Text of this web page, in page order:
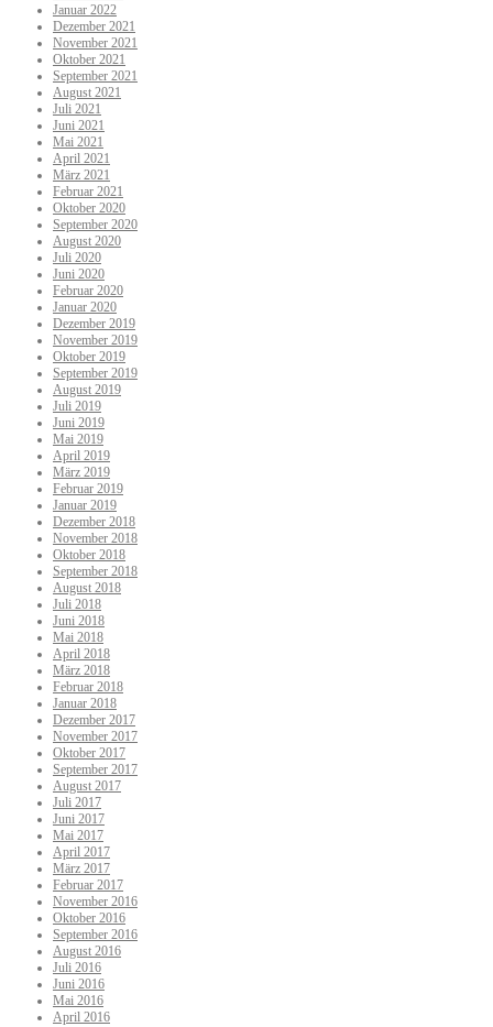
Januar 2022
Dezember 2021
November 2021
Oktober 2021
September 2021
August 2021
Juli 2021
Juni 2021
Mai 2021
April 2021
März 2021
Februar 2021
Oktober 2020
September 2020
August 2020
Juli 2020
Juni 2020
Februar 2020
Januar 2020
Dezember 2019
November 2019
Oktober 2019
September 2019
August 2019
Juli 2019
Juni 2019
Mai 2019
April 2019
März 2019
Februar 2019
Januar 2019
Dezember 2018
November 2018
Oktober 2018
September 2018
August 2018
Juli 2018
Juni 2018
Mai 2018
April 2018
März 2018
Februar 2018
Januar 2018
Dezember 2017
November 2017
Oktober 2017
September 2017
August 2017
Juli 2017
Juni 2017
Mai 2017
April 2017
März 2017
Februar 2017
November 2016
Oktober 2016
September 2016
August 2016
Juli 2016
Juni 2016
Mai 2016
April 2016